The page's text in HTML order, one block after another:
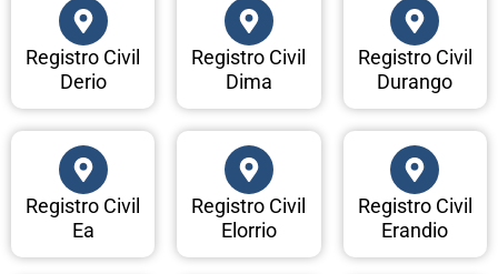
Registro Civil
Derio
Registro Civil
Dima
Registro Civil
Durango
Registro Civil
Ea
Registro Civil
Elorrio
Registro Civil
Erandio